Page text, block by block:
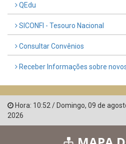
QEdu
SICONFI - Tesouro Nacional
Consultar Convênios
Receber Informações sobre
Hora: 10:52 /Domingo, 09 de
2026